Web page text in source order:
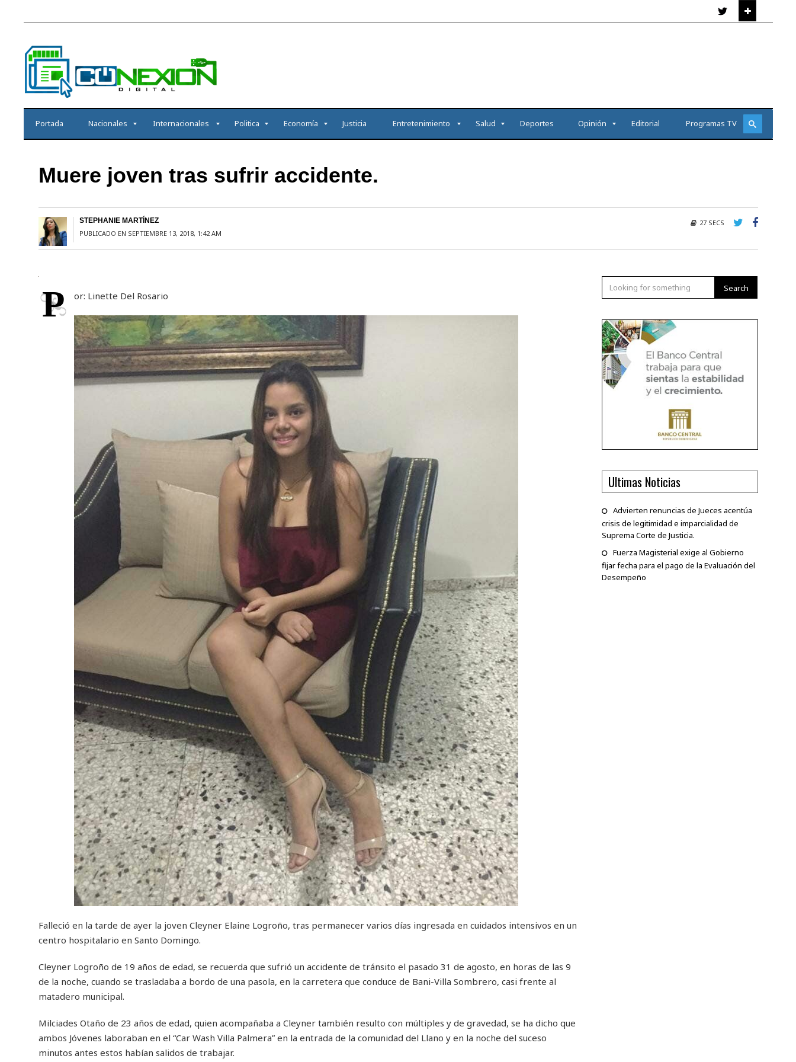
Portada Nacionales Internacionales Politica Economía Justicia Entretenimiento Salud Deportes Opinión Editorial Programas TV
Muere joven tras sufrir accidente.
STEPHANIE MARTÍNEZ
PUBLICADO EN SEPTIEMBRE 13, 2018, 1:42 AM
27 SECS
P or: Linette Del Rosario
Falleció en la tarde de ayer la joven Cleyner Elaine Logroño, tras permanecer varios días ingresada en cuidados intensivos en un
centro hospitalario en Santo Domingo.
Cleyner Logroño de 19 años de edad, se recuerda que sufrió un accidente de tránsito el pasado 31 de agosto, en horas de las 9
de la noche, cuando se trasladaba a bordo de una pasola, en la carretera que conduce de Bani-Villa Sombrero, casi frente al
matadero municipal.
Milciades Otaño de 23 años de edad, quien acompañaba a Cleyner también resulto con múltiples y de gravedad, se ha dicho que
ambos Jóvenes laboraban en el “Car Wash Villa Palmera” en la entrada de la comunidad del Llano y en la noche del suceso
minutos antes estos habían salidos de trabajar.
Search
Ultimas Noticias
Advierten renuncias de Jueces acentúa
crisis de legitimidad e imparcialidad de
Suprema Corte de Justicia.
Fuerza Magisterial exige al Gobierno
fijar fecha para el pago de la Evaluación del
Desempeño